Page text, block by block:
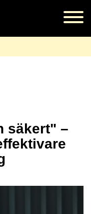
säkert" –